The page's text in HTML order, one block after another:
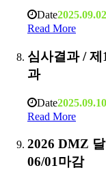
Date2025.09.02
Read More
심사결과 /
과
Date2025.09.10
Read More
2026 DMZ
06/01마감